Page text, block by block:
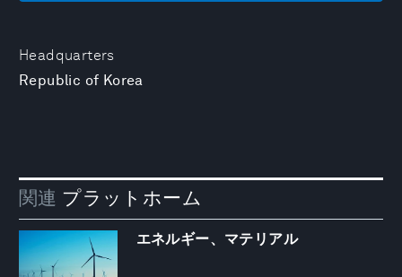
Headquarters
Republic of Korea
関連 プラットホーム
エネルギー、マテリアル